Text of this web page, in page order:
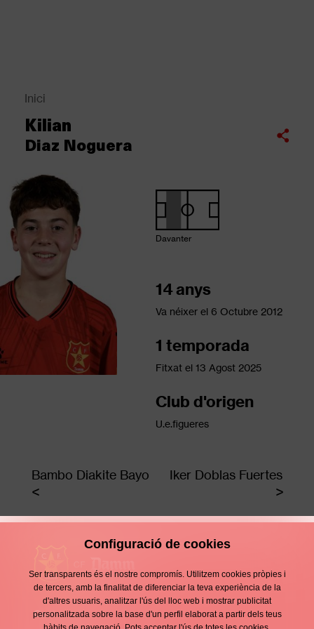
Fil
d'Ariadna
Inici
Kilian
Diaz Noguera
Compartir
Davanter
14 anys
Va néixer el 6 Octubre 2012
1 temporada
Fitxat el 13 Agost 2025
Club d'origen
U.e.figueres
Bambo Diakite Bayo Iker Doblas Fuertes
Contacte
Configuració de cookies
Ser transparents és el nostre compromís. Utilitzem cookies pròpies i
de tercers, amb la finalitat de diferenciar la teva experiència de la
d'altres usuaris, analitzar l'ús del lloc web i mostrar publicitat
personalitzada sobre la base d'un perfil elaborat a partir dels teus